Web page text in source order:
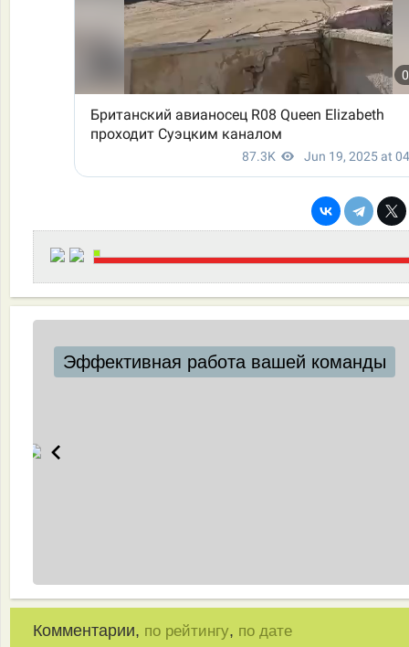
Эффективная работа вашей команды
Комментарии, по рейтингу, по дате